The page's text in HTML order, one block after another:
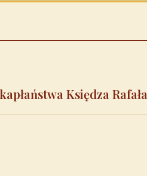
Księdza Rafała